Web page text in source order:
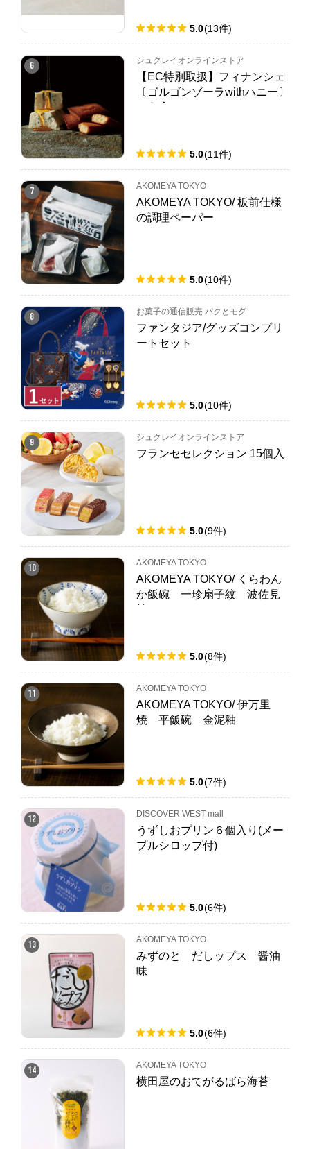
5.0(13件)
6 シュクレイオンラインストア
【EC特別取扱】フィナンシェ
〔ゴルゴンゾーラwithハニー〕
5.0(11件)
7 AKOMEYA TOKYO
AKOMEYA TOKYO/ 板前仕様
の調理ペーパー
5.0(10件)
8 お菓子の通信販売 パクとモグ
ファンタジア/グッズコンプリ
ートセット
5.0(10件)
9 シュクレイオンラインストア
フランセセレクション 15個入
5.0(9件)
10 AKOMEYA TOKYO
AKOMEYA TOKYO/ くらわん
か飯碗 一珍扇子紋 波佐見
5.0(8件)
11 AKOMEYA TOKYO
AKOMEYA TOKYO/ 伊万里
焼 平飯碗 金泥釉
5.0(7件)
12 DISCOVER WEST mall
うずしおプリン６個入り(メー
プルシロップ付)
5.0(6件)
13 AKOMEYA TOKYO
みずのと だしップス 醤油
味
5.0(6件)
14 AKOMEYA TOKYO
横田屋のおてがるばら海苔